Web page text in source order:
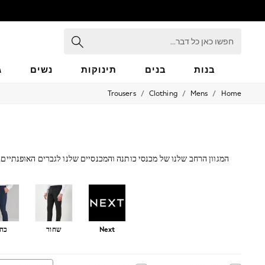
כאן
בנות בנים תינוקות נשים
GIRLS
140 - 174cm
152 - 164cm
Babygrows & Sleepsuits
Home
/
Mens
/
Clothing
/
Trousers
המגוון הרחב שלנו של מכנסי כותנה והמכנסיים שלנו לגברים
Next שחור